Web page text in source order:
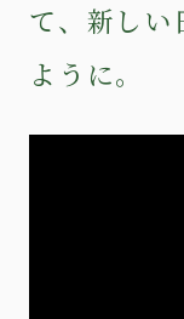
て、新しい
ように。